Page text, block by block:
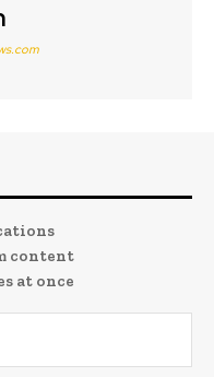
content
at once